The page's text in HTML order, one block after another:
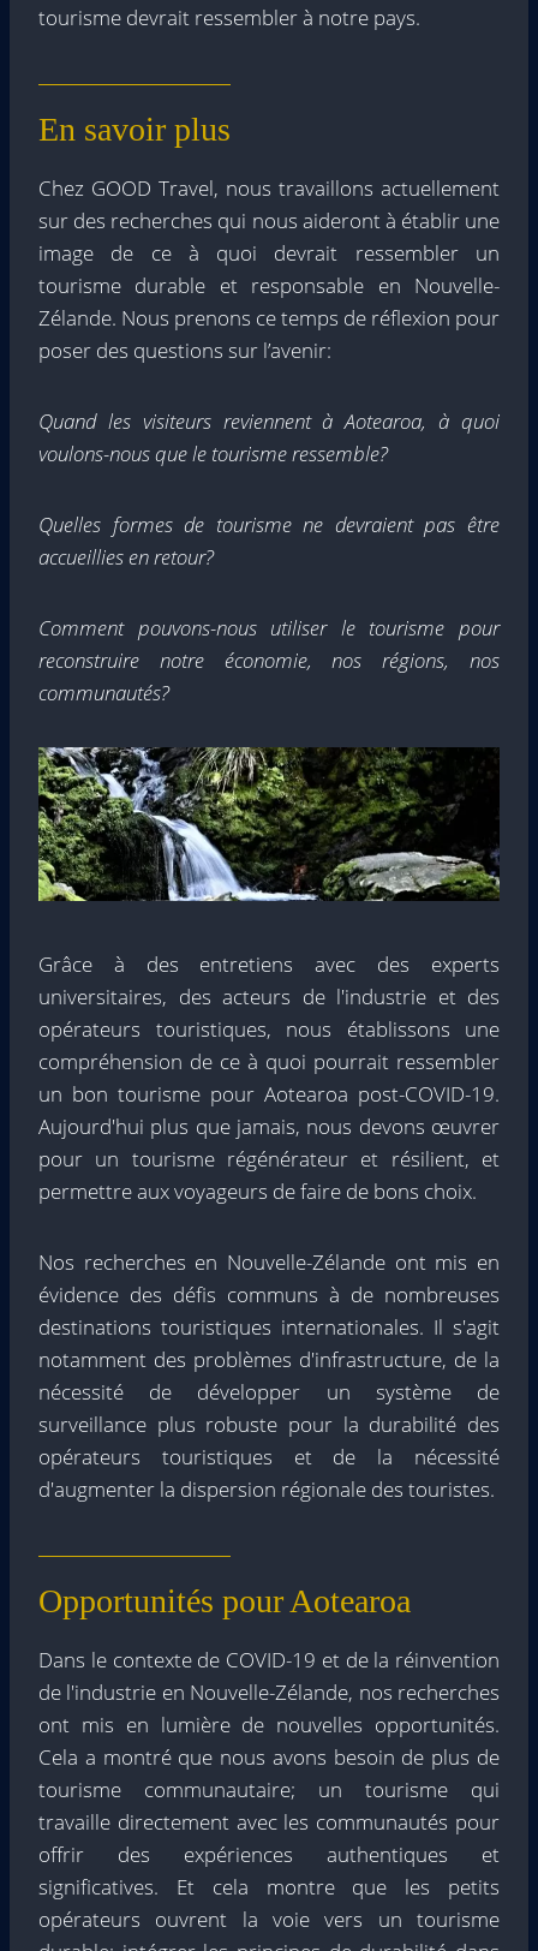
tourisme devrait ressembler à notre pays.
En savoir plus
Chez GOOD Travel, nous travaillons actuellement
sur des recherches qui nous aideront à établir une
image de ce à quoi devrait ressembler un
tourisme durable et responsable en Nouvelle-
Zélande. Nous prenons ce temps de réflexion pour
poser des questions sur l’avenir:
Quand les visiteurs reviennent à Aotearoa, à quoi
voulons-nous que le tourisme ressemble?
Quelles formes de tourisme ne devraient pas être
accueillies en retour?
Comment pouvons-nous utiliser le tourisme pour
reconstruire notre économie, nos régions, nos
communautés?
Grâce à des entretiens avec des experts
universitaires, des acteurs de l'industrie et des
opérateurs touristiques, nous établissons une
compréhension de ce à quoi pourrait ressembler
un bon tourisme pour Aotearoa post-COVID-19.
Aujourd'hui plus que jamais, nous devons œuvrer
pour un tourisme régénérateur et résilient, et
permettre aux voyageurs de faire de bons choix.
Nos recherches en Nouvelle-Zélande ont mis en
évidence des défis communs à de nombreuses
destinations touristiques internationales. Il s'agit
notamment des problèmes d'infrastructure, de la
nécessité de développer un système de
surveillance plus robuste pour la durabilité des
opérateurs touristiques et de la nécessité
d'augmenter la dispersion régionale des touristes.
Opportunités pour Aotearoa
Dans le contexte de COVID-19 et de la réinvention
de l'industrie en Nouvelle-Zélande, nos recherches
ont mis en lumière de nouvelles opportunités.
Cela a montré que nous avons besoin de plus de
tourisme communautaire; un tourisme qui
travaille directement avec les communautés pour
offrir des expériences authentiques et
significatives. Et cela montre que les petits
opérateurs ouvrent la voie vers un tourisme